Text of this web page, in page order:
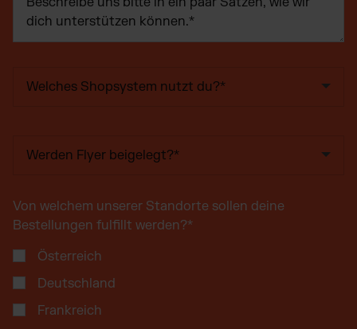
Von welchem unserer Standorte sollen deine
Bestellungen fulfillt werden?*
Österreich
Deutschland
Frankreich